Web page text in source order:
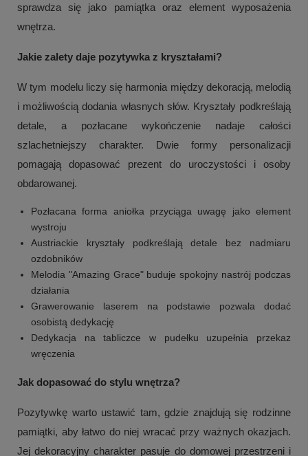
sprawdza się jako pamiątka oraz element wyposażenia
wnętrza.
Jakie zalety daje pozytywka z kryształami?
W tym modelu liczy się harmonia między dekoracją, melodią
i możliwością dodania własnych słów. Kryształy podkreślają
detale, a pozłacane wykończenie nadaje całości
szlachetniejszy charakter. Dwie formy personalizacji
pomagają dopasować prezent do uroczystości i osoby
obdarowanej.
Pozłacana forma aniołka przyciąga uwagę jako element
wystroju
Austriackie kryształy podkreślają detale bez nadmiaru
ozdobników
Melodia "Amazing Grace" buduje spokojny nastrój podczas
działania
Grawerowanie laserem na podstawie pozwala dodać
osobistą dedykację
Dedykacja na tabliczce w pudełku uzupełnia przekaz
wręczenia
Jak dopasować do stylu wnętrza?
Pozytywkę warto ustawić tam, gdzie znajdują się rodzinne
pamiątki, aby łatwo do niej wracać przy ważnych okazjach.
Jej dekoracyjny charakter pasuje do domowej przestrzeni i